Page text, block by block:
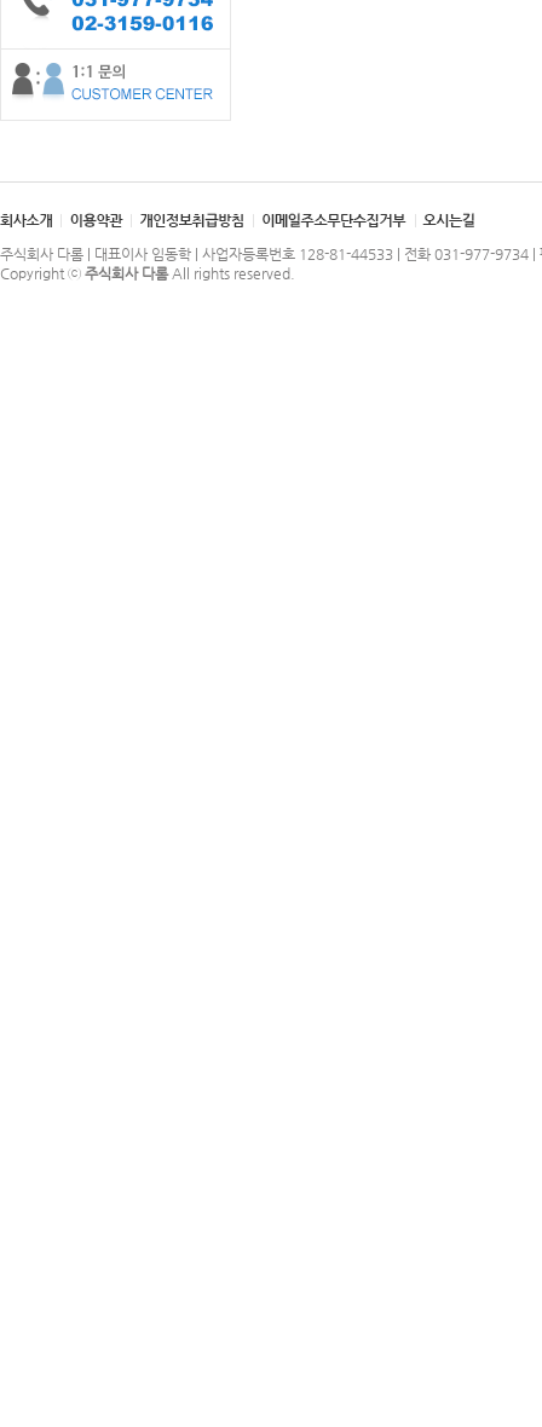
주식회사 다롬 | 대표이사 임동학 | 사업자등록번호 128-81-44533 | 전화 031-977-9734
Copyright ⓒ 주식회사 다롬All rights reserved.